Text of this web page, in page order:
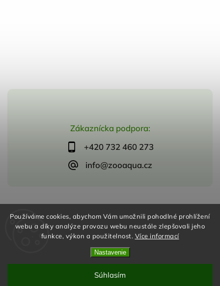
Používáme cookies, abychom Vám umožnili pohodlné prohlížení
webu a díky analýze provozu webu neustále zlepšovali jeho
funkce, výkon a použitelnost. Více informací
Nastavenie
Súhlasím
Zákaznícka podpora:
+420 732 460 273
info@zooaqua.cz
VytvořilShoptet | DesignShoptak.cz